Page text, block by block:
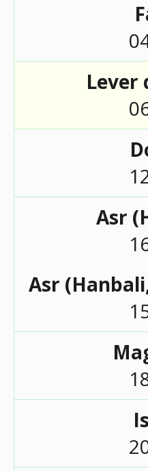
Lever
Asr
Asr